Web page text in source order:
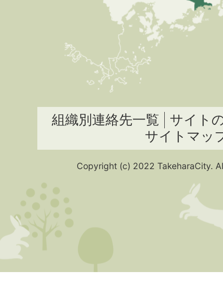
組織別連絡先一覧
サイト
サイトマッ
Copyright (c) 2022 TakeharaCity.